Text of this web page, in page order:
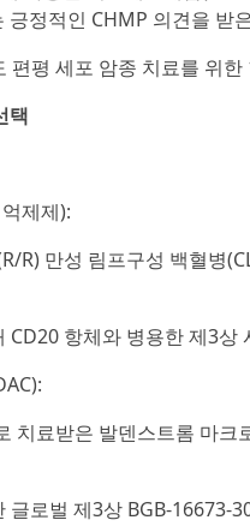
긍정적인 CHMP 의견을 받
편평 세포 암종 치료를 위
택
제제):
R) 만성 림프구성 백혈병
CD20 항체와 병용한 제3
치료받은 발덴스트롬 마
글로벌 제3상 BGB-16673-